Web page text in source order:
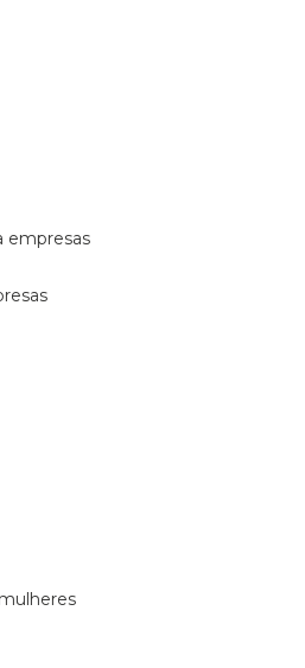
empresas